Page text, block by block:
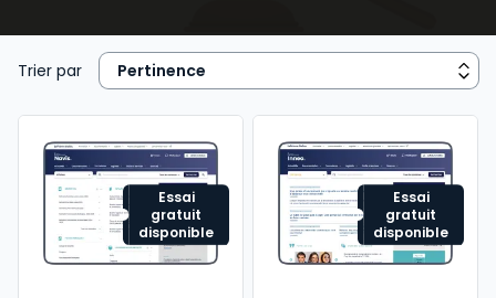
juridique, contrats commerciaux, fiscalité, cadre
réglementaire et légal de l’activité), de la
de ressources humaines...
Trier par
Essai
gratuit
disponible
Essai
gratuit
disponible